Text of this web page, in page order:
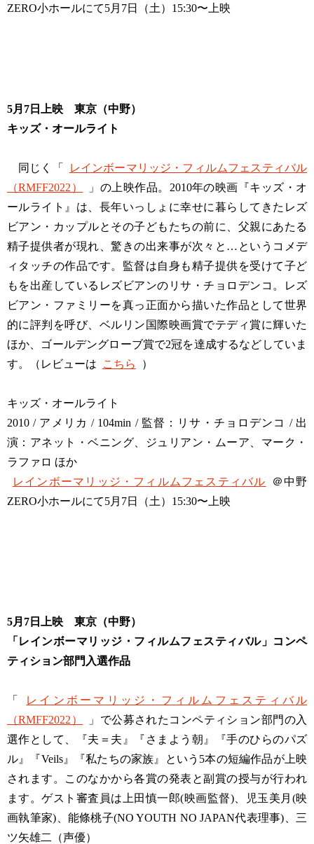
ZERO小ホールにて5月7日（土）15:30〜上映
5月7日上映 東京（中野）
キッズ・オールライト
同じく「
レインボーマリッジ・フィルムフェスティバル
（RMFF2022）
」の上映作品。2010年の映画『キッズ・オ
ールライト』は、長年いっしょに幸せに暮らしてきたレズ
ビアン・カップルとその子どもたちの前に、父親にあたる
精子提供者が現れ、驚きの出来事が次々と…というコメデ
ィタッチの作品です。監督は自身も精子提供を受けて子ど
もを出産しているレズビアンのリサ・チョロデンコ。レズ
ビアン・ファミリーを真っ正面から描いた作品として世界
的に評判を呼び、ベルリン国際映画賞でテディ賞に輝いた
ほか、ゴールデングローブ賞で2冠を達成するなどしていま
す。（レビューは
こちら ）
キッズ・オールライト
2010 / アメリカ / 104min / 監督：リサ・チョロデンコ / 出
演：アネット・ベニング、ジュリアン・ムーア、マーク・
ラファロ ほか
レインボーマリッジ・フィルムフェスティバル
＠中野
ZERO小ホールにて5月7日（土）15:30〜上映
5月7日上映 東京（中野）
「レインボーマリッジ・フィルムフェスティバル」コンペ
ティション部門入選作品
「
レインボーマリッジ・フィルムフェスティバル
（RMFF2022）
」で公募されたコンペティション部門の入
選作として、『夫＝夫』『さまよう朝』『手のひらのパズ
ル』『Veils』『私たちの家族』という5本の短編作品が上映
されます。このなかから各賞の発表と副賞の授与が行われ
ます。ゲスト審査員は上田慎一郎(映画監督)、児玉美月(映
画執筆家)、能條桃子(NO YOUTH NO JAPAN代表理事)、三
ツ矢雄二（声優）